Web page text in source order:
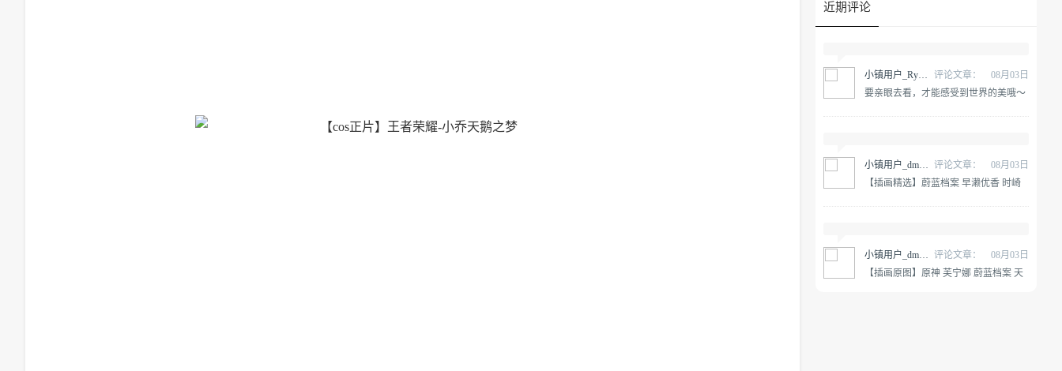
近期评论
小镇用户_RywnGP 评论文章：
08月03日
要亲眼去看，才能感受到世界的美哦～
小镇用户_dmALDY 评论文章：
08月03日
【插画精选】蔚蓝档案 早濑优香 时崎
小镇用户_dmALDY 评论文章：
08月03日
【插画原图】原神 芙宁娜 蔚蓝档案 天